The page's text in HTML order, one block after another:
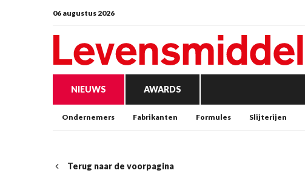
06 augustus 2026
NIEUWS AWARDS
Ondernemers Fabrikanten Formules Slijterijen
Terug naar de voorpagina